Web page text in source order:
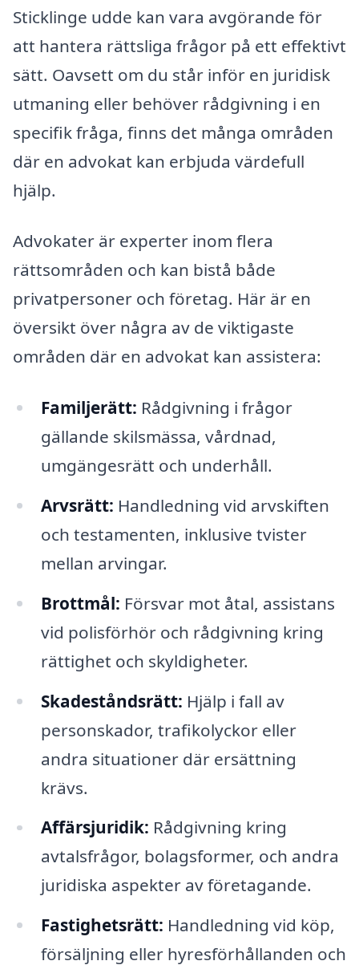
Sticklinge udde kan vara avgörande för
att hantera rättsliga frågor på ett effektivt
sätt. Oavsett om du står inför en juridisk
utmaning eller behöver rådgivning i en
specifik fråga, finns det många områden
där en advokat kan erbjuda värdefull
hjälp.
Advokater är experter inom flera
rättsområden och kan bistå både
privatpersoner och företag. Här är en
översikt över några av de viktigaste
områden där en advokat kan assistera:
Familjerätt: Rådgivning i frågor
gällande skilsmässa, vårdnad,
umgängesrätt och underhåll.
Arvsrätt: Handledning vid arvskiften
och testamenten, inklusive tvister
mellan arvingar.
Brottmål: Försvar mot åtal, assistans
vid polisförhör och rådgivning kring
rättighet och skyldigheter.
Skadeståndsrätt: Hjälp i fall av
personskador, trafikolyckor eller
andra situationer där ersättning
krävs.
Affärsjuridik: Rådgivning kring
avtalsfrågor, bolagsformer, och andra
juridiska aspekter av företagande.
Fastighetsrätt: Handledning vid köp,
försäljning eller hyresförhållanden och